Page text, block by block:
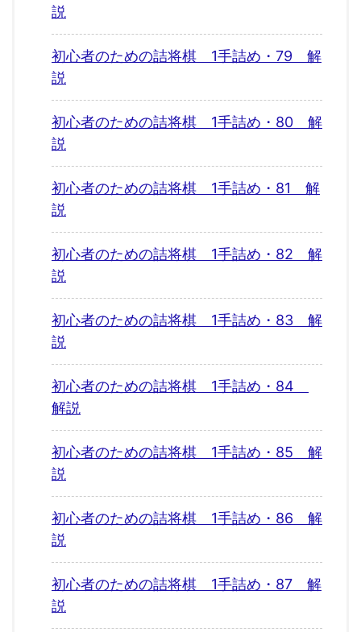
説
初心者のための詰将棋 1手詰め・79 解
説
初心者のための詰将棋 1手詰め・80 解
説
初心者のための詰将棋 1手詰め・81 解
説
初心者のための詰将棋 1手詰め・82 解
説
初心者のための詰将棋 1手詰め・83 解
説
初心者のための詰将棋 1手詰め・84
解説
初心者のための詰将棋 1手詰め・85 解
説
初心者のための詰将棋 1手詰め・86 解
説
初心者のための詰将棋 1手詰め・87 解
説